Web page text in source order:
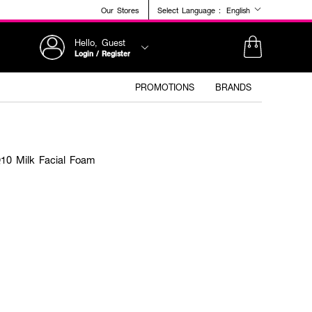
Our Stores Select Language : English
Hello, Guest
Login / Register
PROMOTIONS BRANDS
Milk Facial Foam